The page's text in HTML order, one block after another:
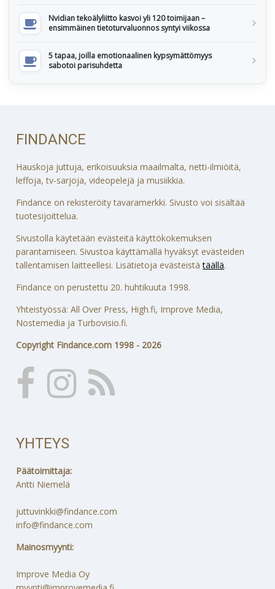
Nvidian tekoälyliitto kasvoi yli 120 toimijaan –
ensimmäinen tietoturvaluonnos syntyi viikossa
5 tapaa, joilla emotionaalinen kypsymättömyys
sabotoi parisuhdetta
FINDANCE
Hauskoja juttuja, erikoisuuksia maailmalta, netti-ilmiöitä,
leffoja, tv-sarjoja, videopelejä ja musiikkia.
Findance on rekisteröity tavaramerkki. Sivusto voi sisältää
tuotesijoittelua.
Sivustolla käytetään evästeitä käyttökokemuksen
parantamiseen. Sivustoa käyttämällä hyväksyt evästeiden
tallentamisen laitteellesi. Lisätietoja evästeistätäällä.
Findance on perustettu 20. huhtikuuta 1998.
Yhteistyössä: All Over Press, High.fi, Improve Media,
Nostemedia ja Turbovisio.fi.
Copyright Findance.com 1998 - 2026
YHTEYS
Päätoimittaja:
Antti Niemelä
juttuvinkki@findance.com
info@findance.com
Mainosmyynti:
Improve Media Oy